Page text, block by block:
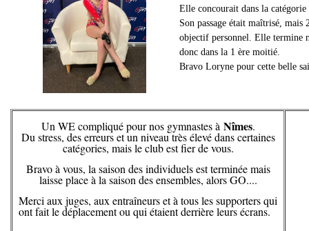
Elle concourait dans la catégorie
Son passage était maîtrisé, mais
objectif personnel. Elle termine
donc dans la 1 ère moitié.
Bravo Loryne pour cette belle
Un WE compliqué pour nos gymnastes à Nîmes.
Du stress, des erreurs et un niveau très élevé dans certaines
catégories, mais le club est fier de vous.
Bravo à vous, la saison des individuels est terminée mais
laisse place à la saison des ensembles, alors GO....
Merci aux juges, aux entraîneurs et à tous les supporters qui
ont fait le déplacement ou qui étaient derrière leurs écrans.